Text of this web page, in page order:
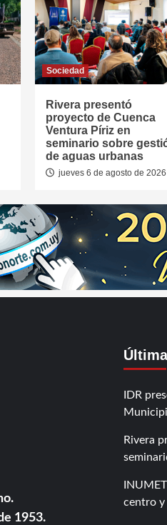
Sociedad
Rivera presentó
proyecto de Cuenca
Ventura Píriz en
seminario sobre
de aguas urbanas
jueves 6 de agosto de 2026
1953.
IDR
Rivera
centro y